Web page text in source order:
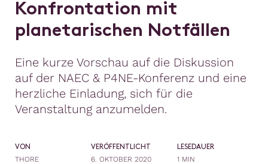
Konfrontation mit
planetarischen Notfällen
Eine kurze Vorschau auf die Diskussion
auf der NAEC & P4NE-Konferenz und eine
herzliche Einladung, sich für die
Veranstaltung anzumelden.
VON
THORE
VERÖFFENTLICHT
6. OKTOBER 2020
LESEDAUER
1 MIN